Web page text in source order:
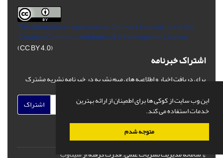
این وب سایت از کوکی ها برای اطمینان از ارائه بهترین
خدمات استفاده می کند.
متوجه شدم
This Journal is an open access Journal Licensedunder the
Creative Commons Attribution 4.0 International License
(CC BY 4.0)
اشتراک خبرنامه
برای دریافت اخبار و اطلاعیه های مهم نشریه در خبرنامه نشریه مشترک
اشتراک
© سامانه مدیریت نشریات علمی.قدرت گرفته ازسیناوب